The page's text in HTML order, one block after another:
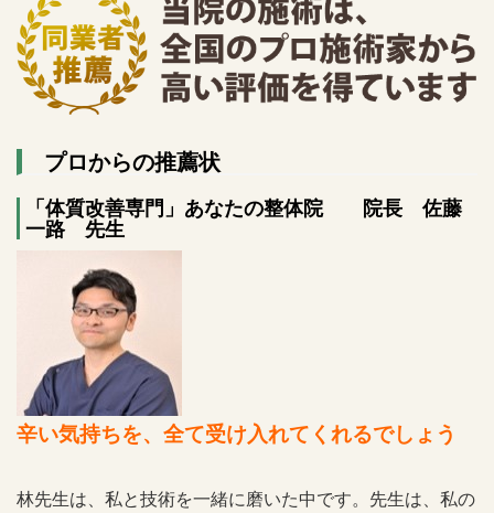
プロからの推薦状
「体質改善専門」あなたの整体院 院長 佐藤
一路 先生
辛い気持ちを、全て受け入れてくれるでしょう
林先生は、私と技術を一緒に磨いた中です。先生は、私の